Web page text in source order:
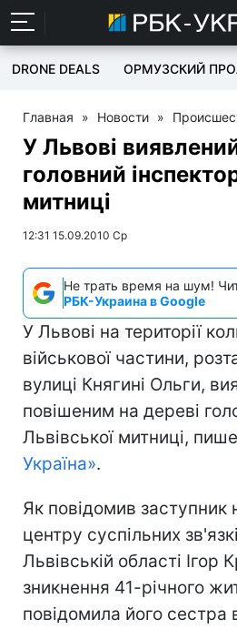
DRONE DEALS ОРМУЗСКИЙ
Главная » Новости »
У Львові
головний
митниці
12:31 15.09.2010 Ср
Не трать время на шум!
РБК-Украина в Google
У Львові на території
військової частини,
вулиці Княгині Ольги,
повішеним на дереві
Львівської митниці, пише
Україна».
Як повідомив заступник
центру суспільних
Львівській області Ігор
зникнення 41-річного
повідомила його сестра